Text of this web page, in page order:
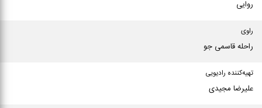
روایی
راوی
راحله قاسمی جو
تهیه‌کننده رادیویی
علیرضا مجیدی